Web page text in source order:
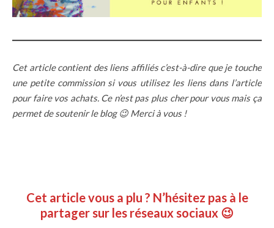
Cet article contient des liens affiliés c’est-à-dire que je touche
une petite commission si vous utilisez les liens dans l’article
pour faire vos achats. Ce n’est pas plus cher pour vous mais ça
permet de soutenir le blog 😉 Merci à vous !
Cet article vous a plu ? N’hésitez pas à le
partager sur les réseaux sociaux 😉